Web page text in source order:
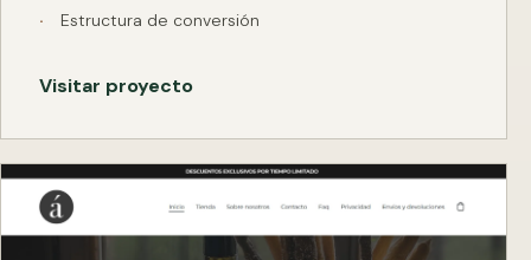
Estructura de conversión
Visitar proyecto